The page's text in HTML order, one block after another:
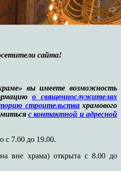
сайта!
вы имеете возможность
о священнослужителях
строительствахрамового
с контактной и адресной
с 7.00 до 19.00.
вне храма) открыта с 8.00 до